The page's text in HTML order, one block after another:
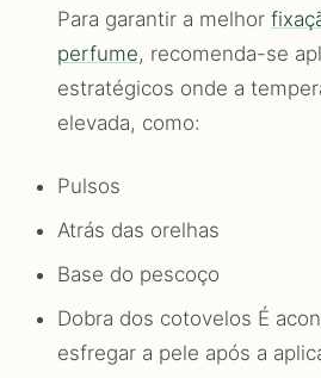
Para garantir a melhor
perfume, recomenda-se
estratégicos onde a
elevada, como:
Pulsos
Atrás das orelhas
Base do pescoço
Dobra dos cotovelos É
esfregar a pele após a